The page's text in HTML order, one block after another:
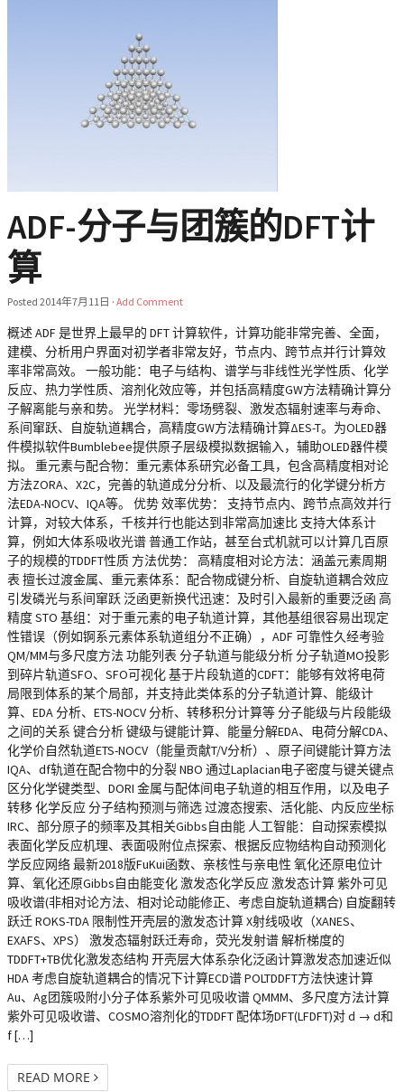
ADF-分子与团簇的DFT计
算
Posted 2014年7月11日 · Add Comment
概述 ADF 是世界上最早的 DFT 计算软件，计算功能非常完善、全面，
建模、分析用户界面对初学者非常友好，节点内、跨节点并行计算效
率非常高效。 一般功能：电子与结构、谱学与非线性光学性质、化学
反应、热力学性质、溶剂化效应等，并包括高精度GW方法精确计算分
子解离能与亲和势。 光学材料：零场劈裂、激发态辐射速率与寿命、
系间窜跃、自旋轨道耦合，高精度GW方法精确计算ΔES-T。为OLED器
件模拟软件Bumblebee提供原子层级模拟数据输入，辅助OLED器件模
拟。 重元素与配合物：重元素体系研究必备工具，包含高精度相对论
方法ZORA、X2C，完善的轨道成分分析、以及最流行的化学键分析方
法EDA-NOCV、IQA等。 优势 效率优势： 支持节点内、跨节点高效并行
计算，对较大体系，千核并行也能达到非常高加速比 支持大体系计
算，例如大体系吸收光谱 普通工作站，甚至台式机就可以计算几百原
子的规模的TDDFT性质 方法优势： 高精度相对论方法：涵盖元素周期
表 擅长过渡金属、重元素体系：配合物成键分析、自旋轨道耦合效应
引发磷光与系间窜跃 泛函更新换代迅速：及时引入最新的重要泛函 高
精度 STO 基组：对于重元素的电子轨道计算，其他基组很容易出现定
性错误（例如锕系元素体系轨道组分不正确），ADF 可靠性久经考验
QM/MM与多尺度方法 功能列表 分子轨道与能级分析 分子轨道MO投影
到碎片轨道SFO、SFO可视化 基于片段轨道的CDFT：能够有效将电荷
局限到体系的某个局部，并支持此类体系的分子轨道计算、能级计
算、EDA 分析、ETS-NOCV 分析、转移积分计算等 分子能级与片段能级
之间的关系 键合分析 键级与键能计算、能量分解EDA、电荷分解CDA、
化学价自然轨道ETS-NOCV（能量贡献T/V分析）、原子间键能计算方法
IQA、df轨道在配合物中的分裂 NBO 通过Laplacian电子密度与键关键点
区分化学键类型、DORI 金属与配体间电子轨道的相互作用，以及电子
转移 化学反应 分子结构预测与筛选 过渡态搜索、活化能、内反应坐标
IRC、部分原子的频率及其相关Gibbs自由能 人工智能：自动探索模拟
表面化学反应机理、表面吸附位点探索、根据反应物结构自动预测化
学反应网络 最新2018版FuKui函数、亲核性与亲电性 氧化还原电位计
算、氧化还原Gibbs自由能变化 激发态化学反应 激发态计算 紫外可见
吸收谱(非相对论方法、相对论动能修正、考虑自旋轨道耦合) 自旋翻转
跃迁 ROKS-TDA 限制性开壳层的激发态计算 X射线吸收（XANES、
EXAFS、XPS） 激发态辐射跃迁寿命，荧光发射谱 解析梯度的
TDDFT+TB优化激发态结构 开壳层大体系杂化泛函计算激发态加速近似
HDA 考虑自旋轨道耦合的情况下计算ECD谱 POLTDDFT方法快速计算
Au、Ag团簇吸附小分子体系紫外可见吸收谱 QMMM、多尺度方法计算
紫外可见吸收谱、COSMO溶剂化的TDDFT 配体场DFT(LFDFT)对 d → d和
f […]
READ MORE